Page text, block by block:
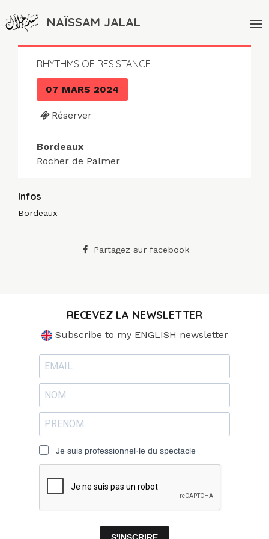
NAÏSSAM JALAL
RHYTHMS OF RESISTANCE
07 MARS 2024
Réserver
Bordeaux
Rocher de Palmer
Infos
Bordeaux
Partagez sur facebook
RECEVEZ LA NEWSLETTER
Subscribe to my ENGLISH newsletter
Je suis professionnel·le du spectacle